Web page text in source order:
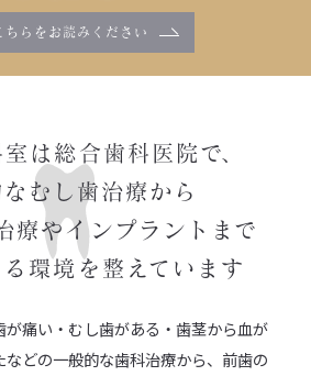
ちらを お読みください
は総合歯科医院で、
むし歯治療から
療やインプラントまで
環境を整えています
が痛い・むし歯がある・歯茎から血が
どの一般的な歯科治療から、前歯の